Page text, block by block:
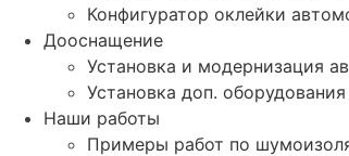
Конфигуратор оклейки
Дооснащение
Установка и модернизация
Установка доп.
Наши работы
Примеры работ по